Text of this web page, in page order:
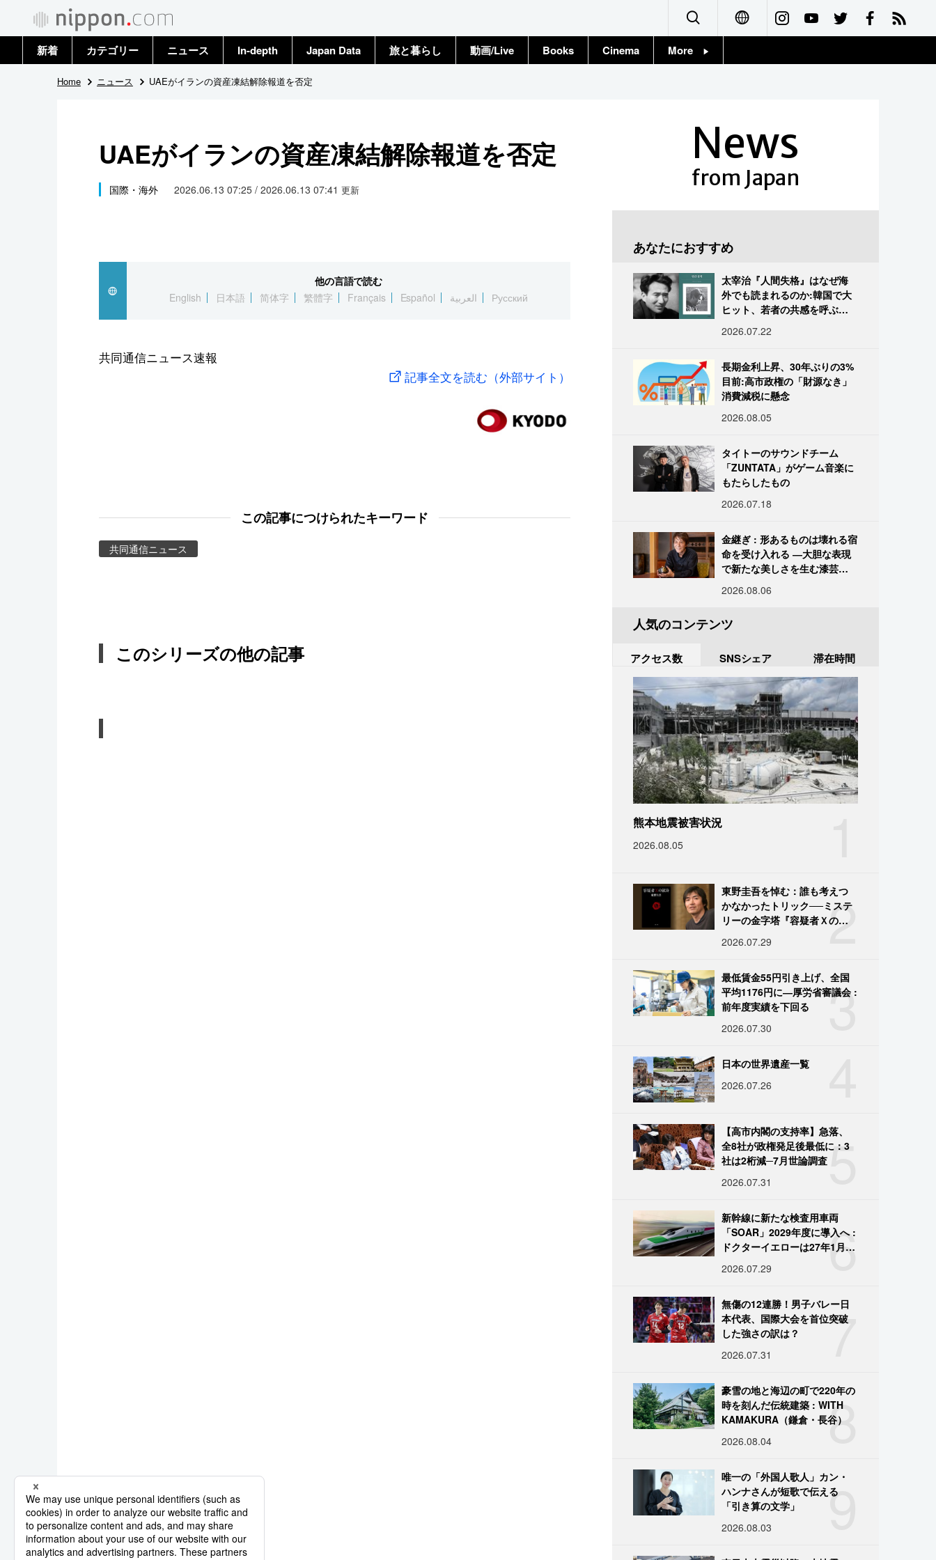
Français
新着 カテゴリー
政治・外交
科学・技術
暮らし
ニュース
トップ
In-depth Japan Data 旅と暮らし 動画/Live Books Cinema More
Home ニュース UAEがイランの資産凍結解除報道を否定
UAEがイランの資産凍結解除報道を否定
国際・海外 2026.06.13 07:25 / 2026.06.13 07:41 更新
他の言語で読む
English
日本語 简体字 繁體字 Français Español العربية Русский
共同通信ニュース速報
記事全文を読む（外部サイト）
この記事につけられたキーワード
共同通信ニュース
このシリーズの他の記事
News
from Japan
あなたにおすすめ
太宰治『人間失格』はなぜ海
外でも読まれるのか:韓国で大
ヒット、若者の共感を呼ぶ
2026.07.22
長期金利上昇、30年ぶりの3%
目前:高市政権の「財源なき」
消費減税に懸念
2026.08.05
タイトーのサウンドチーム
「ZUNTATA」がゲーム音楽に
もたらしたもの
2026.07.18
金継ぎ : 形あるものは壊れる宿
命を受け入れる ―大胆な表現
で新たな美しさを生む漆芸修
2026.08.06
人気のコンテンツ
アクセス数 SNSシェア 滞在時間
熊本地震被害状況
2026.08.05
2
東野圭吾を悼む：誰も考えつ
かなかったトリック──ミステ
リーの金字塔『容疑者Ｘの献
2026.07.29
3
最低賃金55円引き上げ、全国
平均1176円に―厚労省審議会 :
前年度実績を下回る
2026.07.30
日本の世界遺産一覧
2026.07.26
5
【高市内閣の支持率】急落、
全8社が政権発足後最低に：3
社は2桁減─7月世論調査
2026.07.31
6
新幹線に新たな検査用車両
「SOAR」2029年度に導入へ :
ドクターイエローは27年1月に
2026.07.29
7
無傷の12連勝！男子バレー日
本代表、国際大会を首位突破
した強さの訳は？
2026.07.31
8
豪雪の地と海辺の町で220年の
時を刻んだ伝統建築 : WITH
KAMAKURA（鎌倉・長谷）
2026.08.04
9
唯一の「外国人歌人」カン・
ハンナさんが短歌で伝える
「引き算の文学」
2026.08.03